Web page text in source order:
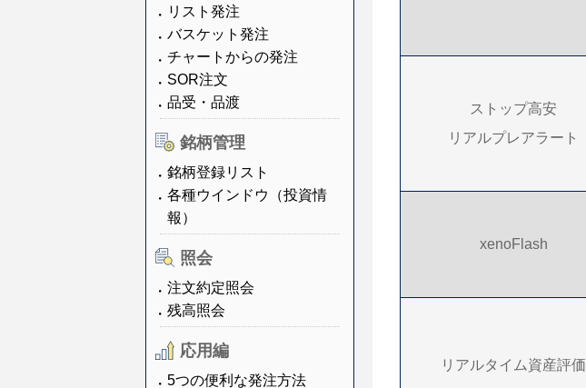
リスト発注
バスケット発注
チャートからの発注
SOR注文
品受・品渡
銘柄管理
銘柄登録リスト
各種ウインドウ（投資情
報）
照会
注文約定照会
残高照会
応用編
5つの便利な発注方法
ストップ高安
リアルプレアラート
xenoFlash
リアルタイム資産評価